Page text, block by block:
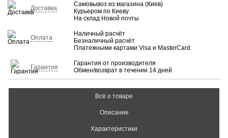
Доставка
Самовывоз из магазина (Киев)
Курьером по Киеву
На склад Новой почты
Оплата
Наличный расчёт
Безналичный расчёт
Платежными картами Visa и MasterCard
Гарантия
Гарантия от производителя
Обмен/возврат в течении 14 дней
Всё о товаре
Описание
Характеристики